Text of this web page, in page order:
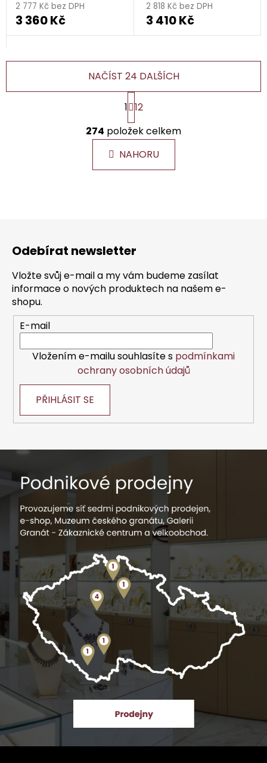
2 777 Kč bez DPH
3 360 Kč
2 818 Kč bez DPH
3 410 Kč
O
v
l
á
d
v
y
v
p
i
s
u
NAČÍST 24 DALŠÍCH
S
t
r
á
n
k
1 12
274 položek celkem
NAHORU
Odebírat newsletter
Vložte svůj e-mail a my vám budeme zasílat
informace o nových produktech na našem e-
shopu.
E-mail
Vložením e-mailu souhlasíte s podmínkami
ochrany osobních údajů
PŘIHLÁSIT SE